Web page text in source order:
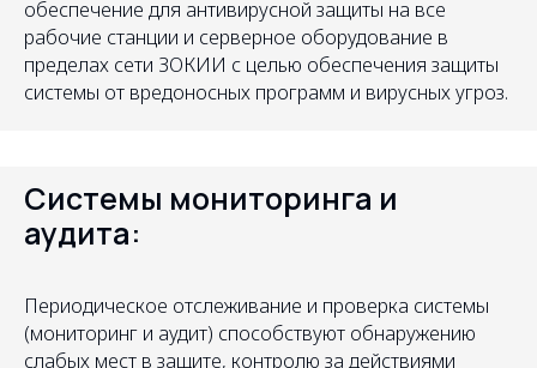
обеспечение для антивирусной защиты на все
рабочие станции и серверное оборудование в
пределах сети ЗОКИИ с целью обеспечения защиты
системы от вредоносных программ и вирусных угроз.
Системы мониторинга и
аудита:
Периодическое отслеживание и проверка системы
(мониторинг и аудит) способствуют обнаружению
слабых мест в защите, контролю за действиями